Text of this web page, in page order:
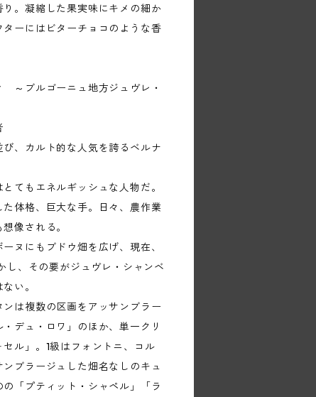
。凝縮した果実味にキメの細か
ーにはビターチョコのような香
～ブルゴーニュ地方ジュヴレ・
、カルト的な人気を誇るベルナ
てもエネルギッシュな人物だ。
体格、巨大な手。日々、農作業
像される。
ヌにもブドウ畑を広げ、現在、
し、その要がジュヴレ・シャンベ
い。
は複数の区画をアッサンブラー
デュ・ロワ」のほか、単一クリ
ル」。1級はフォントニ、コル
ブラージュした畑名なしのキュ
「プティット・シャペル」「ラ